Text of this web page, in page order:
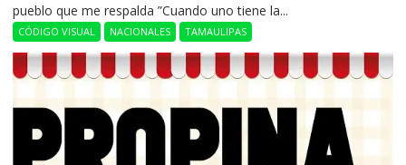
pueblo que me respalda ”Cuando uno tiene la...
CÓDIGO VISUAL NACIONALES TAMAULIPAS